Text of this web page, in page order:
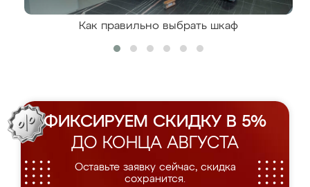
Как правильно выбрать шкаф
ФИКСИРУЕМ СКИДКУ В 5%
ДО КОНЦА АВГУСТА
Оставьте заявку сейчас, скидка
сохранится.